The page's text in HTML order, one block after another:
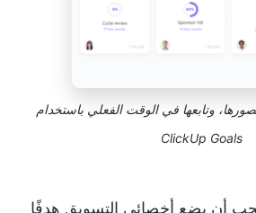
وتابعها في الوقت الفعلي باستخدام
ClickUp Goals
أن يضع أخصائي التسويق هدفًا